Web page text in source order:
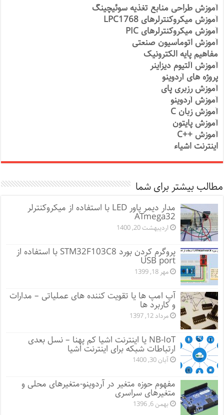
آموزش طراحی منابع تغذیه سوئیچینگ
آموزش میکروکنترلرهای LPC1768
آموزش میکروکنترلرهای PIC
آموزش اتوماسیون صنعتی
مفاهیم پایه الکترونیک
آموزش آلتیوم دیزاینر
پروژه های آردوینو
آموزش رزبری پای
آموزش آردوینو
آموزش زبان C
آموزش پایتون
آموزش ++C
اینترنت اشیاء
مطالب بیشتر برای شما
مدار دیمر پاور LED با استفاده از میکروکنترلر
ATmega32
اردیبهشت 20, 1400
پروگرم کردن بورد STM32F103C8 با استفاده از
USB port
مهر 18, 1399
آپ امپ ها یا تقویت کننده های عملیاتی – مدارات
و کاربرد ها
مرداد 12, 1397
NB-IoT یا اینترنت اشیا کم پهنا – نسل بعدی
ارتباطات شبکه برای اینترنت اشیا
آبان 30, 1400
مفهوم حوزه متغیر در آردوینو-متغیرهای محلی و
متغیرهای سراسری
بهمن 6, 1396